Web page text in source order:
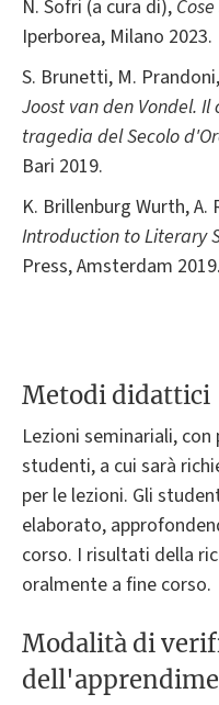
N. Sofri (a cura di),
Iperborea, Milano 2023.
S. Brunetti, M. Prandoni,
Joost van den Vondel.
tragedia del Secolo
Bari 2019.
K. Brillenburg Wurth, A.
Introduction to Literary
Press, Amsterdam 2019.
Metodi didattici
Lezioni seminariali,
studenti, a cui sarà
per le lezioni. Gli
elaborato,
corso. I risultati della
oralmente a fine corso.
Modalità di